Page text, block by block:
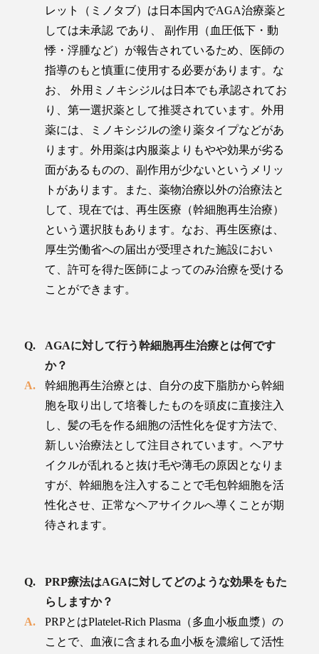
レット（ミノタブ）は日本国内でAGA治療薬と
しては未承認 であり、 副作用（血圧低下・動
悸・浮腫など）が報告されているため、医師の
指導のもと慎重に使用する必要があります。な
お、 外用ミノキシジルは日本でも承認されてお
り、第一選択薬として推奨されています。外用
薬には、ミノキシジルの塗り薬タイプなどがあ
ります。外用薬は内服薬よりもやや効果が劣る
面があるものの、副作用が少ないというメリッ
トがあります。また、薬物治療以外の治療法と
して、現在では、再生医療（幹細胞再生治療）
という選択肢もあります。なお、再生医療は、
厚生労働省への届出が受理された施設におい
て、許可を得た医師によってのみ治療を受ける
ことができます。
AGAに対して行う幹細胞再生治療とは何です
か？
幹細胞再生治療とは、自分の皮下脂肪から幹細
胞を取り出して培養したものを頭皮に直接注入
し、髪の毛を作る細胞の活性化を促す方法で、
新しい治療法として注目されています。ヘアサ
イクルが乱れると抜け毛や薄毛の原因となりま
すが、幹細胞を注入することで毛包幹細胞を活
性化させ、正常なヘアサイクルへ導くことが期
待されます。
PRP療法はAGAに対してどのような効果をもた
らしますか？
PRPとはPlatelet-Rich Plasma（多血小板血漿）の
ことで、血液に含まれる血小板を濃縮して活性